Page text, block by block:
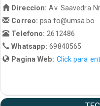
Direccion: Av. Saavedra
Correo:psa.fo@umsa.bo
Telefono:2612486
Whatsapp:69840565
Pagina Web: Click para